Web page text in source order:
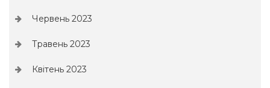
Червень 2023
Травень 2023
Квітень 2023